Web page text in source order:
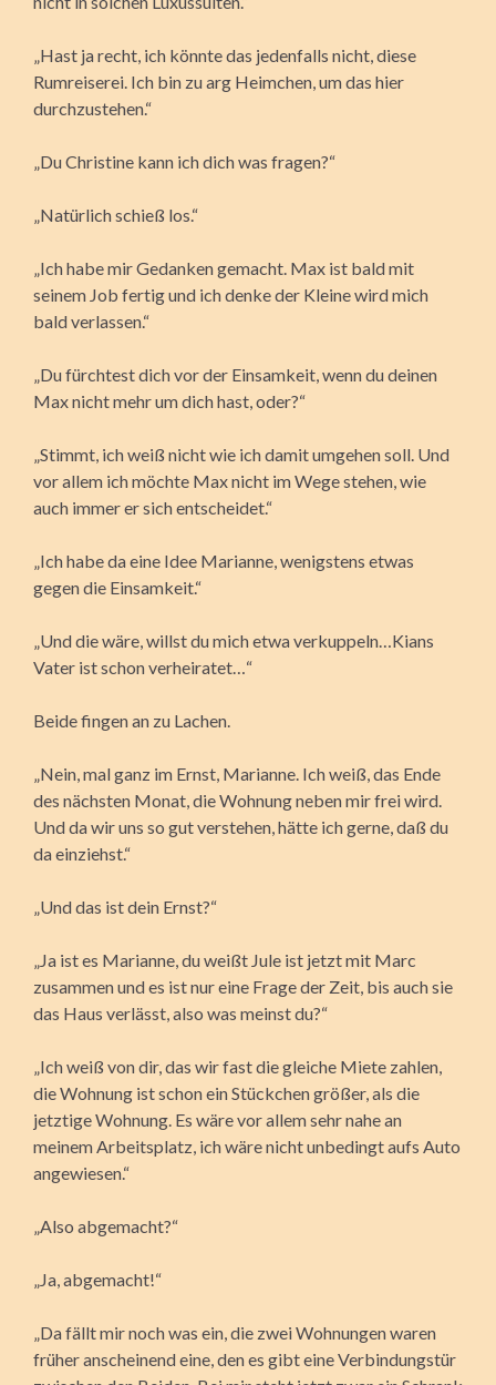
„Hast ja recht, ich könnte das jedenfalls nicht, diese
Rumreiserei. Ich bin zu arg Heimchen, um das hier
durchzustehen.“
„Du Christine kann ich dich was fragen?“
„Natürlich schieß los.“
„Ich habe mir Gedanken gemacht. Max ist bald mit
seinem Job fertig und ich denke der Kleine wird mich
bald verlassen.“
„Du fürchtest dich vor der Einsamkeit, wenn du deinen
Max nicht mehr um dich hast, oder?“
„Stimmt, ich weiß nicht wie ich damit umgehen soll. Und
vor allem ich möchte Max nicht im Wege stehen, wie
auch immer er sich entscheidet.“
„Ich habe da eine Idee Marianne, wenigstens etwas
gegen die Einsamkeit.“
„Und die wäre, willst du mich etwa verkuppeln…Kians
Vater ist schon verheiratet…“
Beide fingen an zu Lachen.
„Nein, mal ganz im Ernst, Marianne. Ich weiß, das Ende
des nächsten Monat, die Wohnung neben mir frei wird.
Und da wir uns so gut verstehen, hätte ich gerne, daß du
da einziehst.“
„Und das ist dein Ernst?“
„Ja ist es Marianne, du weißt Jule ist jetzt mit Marc
zusammen und es ist nur eine Frage der Zeit, bis auch sie
das Haus verlässt, also was meinst du?“
„Ich weiß von dir, das wir fast die gleiche Miete zahlen,
die Wohnung ist schon ein Stückchen größer, als die
jetztige Wohnung. Es wäre vor allem sehr nahe an
meinem Arbeitsplatz, ich wäre nicht unbedingt aufs Auto
angewiesen.“
„Also abgemacht?“
„Ja, abgemacht!“
„Da fällt mir noch was ein, die zwei Wohnungen waren
früher anscheinend eine, den es gibt eine Verbindungstür